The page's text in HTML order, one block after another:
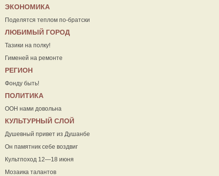
ЭКОНОМИКА
Поделятся теплом по-братски
ЛЮБИМЫЙ ГОРОД
Тазики на полку!
Гименей на ремонте
РЕГИОН
Фонду быть!
ПОЛИТИКА
ООН нами довольна
КУЛЬТУРНЫЙ СЛОЙ
Душевный привет из Душанбе
Он памятник себе воздвиг
Культпоход 12—18 июня
Мозаика талантов